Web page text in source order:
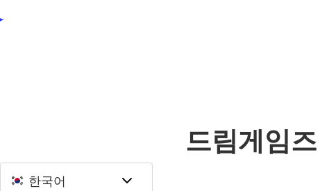
드림게임
한국어